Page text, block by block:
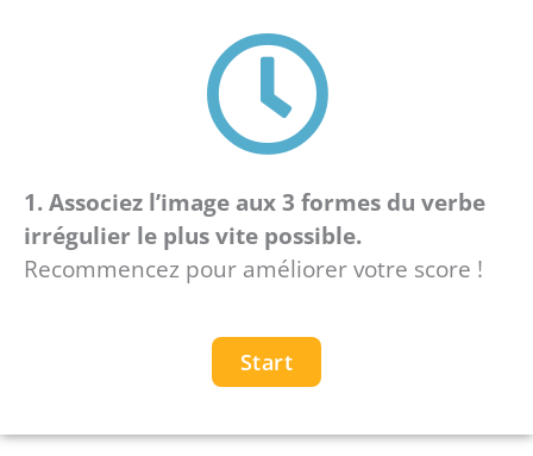
1. Associez l’image aux 3 formes du verbe
irrégulier le plus vite possible.
Recommencez pour améliorer votre score !
Start